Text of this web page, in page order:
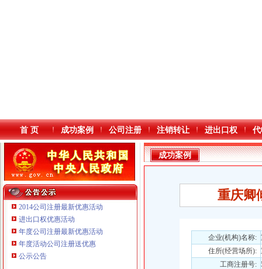
本站导航
首 页 成功案例 公司注册 注销转让 进出口权
2014公司注册最新优惠活动
进出口权优惠活动
年度公司注册最新优惠活动
年度活动公司注册送优惠
公示公告
重庆鸽牌电线电缆有限公司 渝北10010万 (进出口权)
成功案例
重庆卿
企业(机构)名称:
住所(经营场所):
工商注册号: